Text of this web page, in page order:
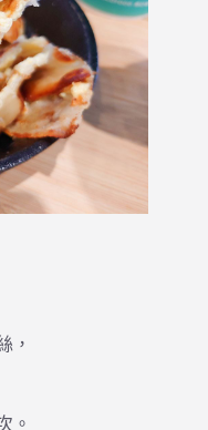
，
。